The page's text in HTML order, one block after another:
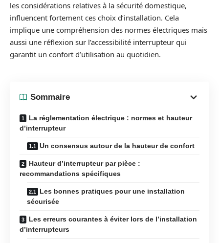
les considérations relatives à la sécurité domestique,
influencent fortement ces choix d’installation. Cela
implique une compréhension des normes électriques mais
aussi une réflexion sur l’accessibilité interrupteur qui
garantit un confort d’utilisation au quotidien.
Sommaire
La réglementation électrique : normes et hauteur
d’interrupteur
Un consensus autour de la hauteur de confort
Hauteur d’interrupteur par pièce :
recommandations spécifiques
Les bonnes pratiques pour une installation
sécurisée
Les erreurs courantes à éviter lors de l’installation
d’interrupteurs